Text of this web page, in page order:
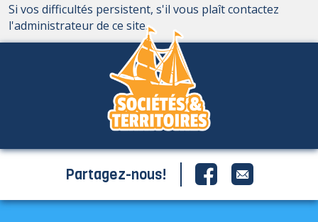
Si vos difficultés persistent, s'il vous plaît contactez
l'administrateur de ce site.
Partagez-nous!